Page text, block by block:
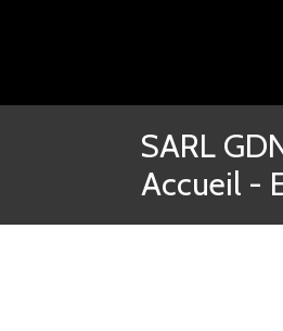
SARL
Accueil -